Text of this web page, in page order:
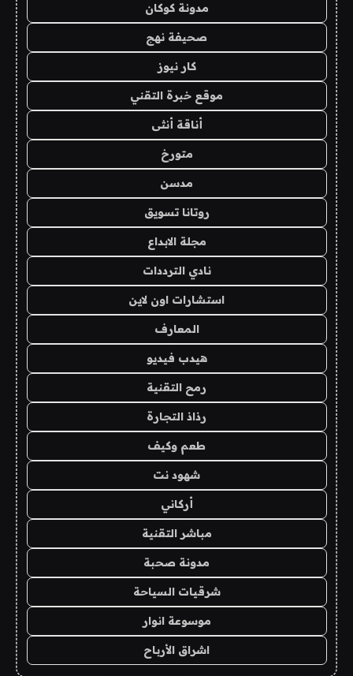
مدونة كوكان
صحيفة نهج
كار نيوز
موقع خبرة التقني
أناقة أنثى
متورخ
مدسن
روتانا تسويق
مجلة الابداع
نادي الترددات
استشارات اون لاين
المعارف
هيدب فيديو
رمح التقنية
رذاذ التجارة
طعم وكيف
شهود نت
أركاني
مباشر التقنية
مدونة صحبة
شرقيات السياحة
موسوعة انوار
اشراق الأرباح